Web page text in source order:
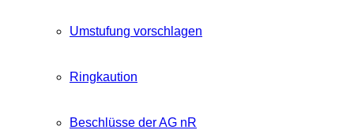
Umstufung vorschlagen
Ringkaution
Beschlüsse der AG nR